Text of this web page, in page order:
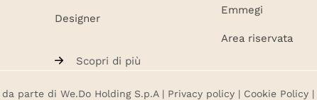
Designer
Scopri di più
Emmegi
Area riservata
parte di We.Do Holding S.p.A | Privacy policy | Cookie Policy |